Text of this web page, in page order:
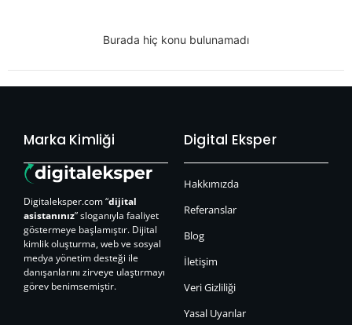
Burada hiç konu bulunamadı
Marka Kimliği
Digitaleksper.com “dijital
asistanınız” sloganıyla faaliyet
göstermeye başlamıştır. Dijital
kimlik oluşturma, web ve sosyal
medya yönetim desteği ile
danışanlarını zirveye ulaştırmayı
görev benimsemiştir.
Digital Eksper
Hakkımızda
Referanslar
Blog
İletişim
Veri Gizliliği
Yasal Uyarılar